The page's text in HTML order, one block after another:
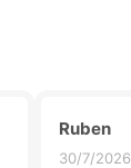
Ruben
30/7/2026